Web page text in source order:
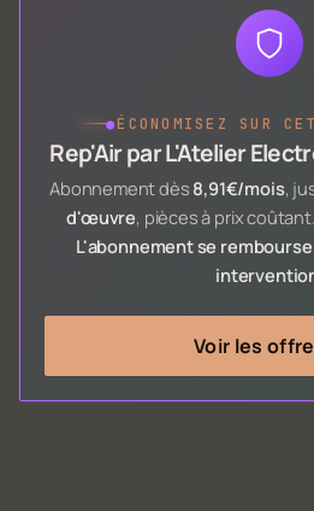
●ÉCONOMISEZ SUR
Rep'Air par L'Atelier
Abonnement dès 8,91€/mois,
d'œuvre, pièces à prix
L'abonnement se
Voir les